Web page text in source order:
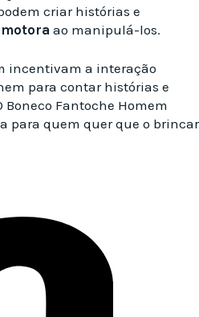
criar histórias e
ao manipulá-los.
incentivam a interação
para contar histórias e
Fantoche Homem
para quem quer que o brincar